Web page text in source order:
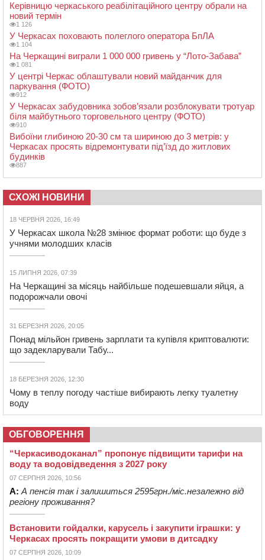
Керівницю черкаського реабілітаційного центру обрали на
новий термін
1 126
У Черкасах поховають полеглого оператора БпЛА
1 104
На Черкащині виграли 1 000 000 гривень у “Лото-Забава”
1 081
У центрі Черкас облаштували новий майданчик для
паркування (ФОТО)
912
У Черкасах забудовника зобов’язали розблокувати тротуар
біля майбутнього торговельного центру (ФОТО)
910
Вибоїни глибиною 20-30 см та шириною до 3 метрів: у
Черкасах просять відремонтувати під’їзд до житлових
будинків
887
СХОЖІ НОВИНИ
18 ЧЕРВНЯ 2026, 16:49
У Черкасах школа №28 змінює формат роботи: що буде з
учнями молодших класів
15 ЛИПНЯ 2026, 07:39
На Черкащині за місяць найбільше подешевшали яйця, а
подорожчали овочі
31 БЕРЕЗНЯ 2026, 20:05
Понад мільйон гривень зарплати та купівля криптовалюти:
що задекларували Табу...
18 БЕРЕЗНЯ 2026, 12:30
Чому в теплу погоду частіше вибирають легку туалетну
воду
ОБГОВОРЕННЯ
“Черкасиводоканал” пропонує підвищити тарифи на
воду та водовідведення з 2027 року
07 СЕРПНЯ 2026, 10:56
А: А пенсія так і залишиться 2595грн./міс.незалежно від
регіону проживання?
Встановити гойдалки, карусель і закупити іграшки: у
Черкасах просять покращити умови в дитсадку
07 СЕРПНЯ 2026, 10:09